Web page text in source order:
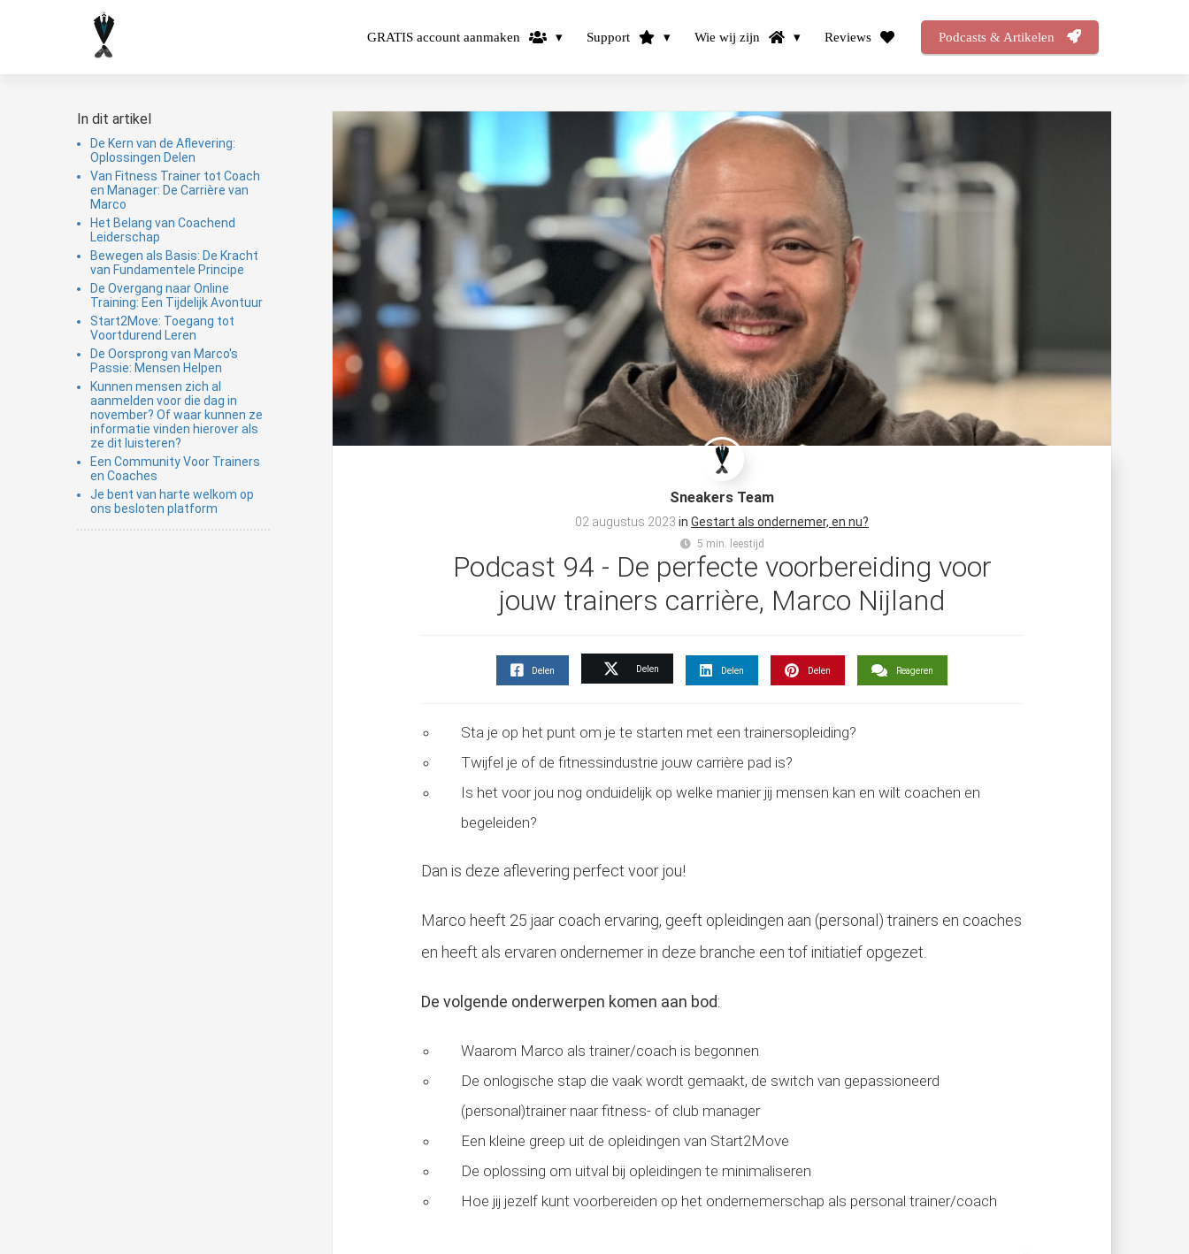
GRATIS account aanmaken Support Wie wij zijn Reviews Podcasts & Artikelen
In dit artikel
De Kern van de Aflevering:
Oplossingen Delen
Van Fitness Trainer tot Coach
en Manager: De Carrière van
Marco
Het Belang van Coachend
Leiderschap
Bewegen als Basis: De Kracht
van Fundamentele Principe
De Overgang naar Online
Training: Een Tijdelijk Avontuur
Start2Move: Toegang tot
Voortdurend Leren
De Oorsprong van Marco's
Passie: Mensen Helpen
Kunnen mensen zich al
aanmelden voor die dag in
november? Of waar kunnen ze
informatie vinden hierover als
ze dit luisteren?
Een Community Voor Trainers
en Coaches
Je bent van harte welkom op
ons besloten platform
Sneakers Team
02 augustus 2023 in Gestart als ondernemer, en nu?
5 min. leestijd
Podcast 94 - De perfecte voorbereiding voor
jouw trainers carrière, Marco Nijland
Delen Delen Delen Delen Reageren
Sta je op het punt om je te starten met een trainersopleiding?
Twijfel je of de fitnessindustrie jouw carrière pad is?
Is het voor jou nog onduidelijk op welke manier jij mensen kan en wilt coachen en
begeleiden?
Dan is deze aflevering perfect voor jou!
Marco heeft 25 jaar coach ervaring, geeft opleidingen aan (personal) trainers en coaches
en heeft als ervaren ondernemer in deze branche een tof initiatief opgezet.
De volgende onderwerpen komen aan bod:
Waarom Marco als trainer/coach is begonnen
De onlogische stap die vaak wordt gemaakt, de switch van gepassioneerd
(personal)trainer naar fitness- of club manager
Een kleine greep uit de opleidingen van Start2Move
De oplossing om uitval bij opleidingen te minimaliseren
Hoe jij jezelf kunt voorbereiden op het ondernemerschap als personal trainer/coach